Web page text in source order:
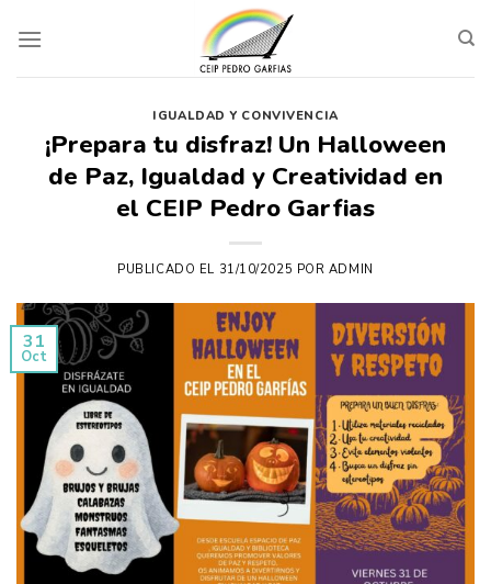
IGUALDAD Y CONVIVENCIA
¡Prepara tu disfraz! Un Halloween
de Paz, Igualdad y Creatividad en
el CEIP Pedro Garfias
PUBLICADO EL 31/10/2025 POR ADMIN
31
Oct